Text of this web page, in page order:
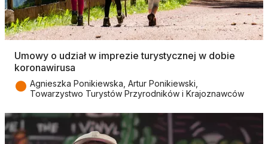
Umowy o udział w imprezie turystycznej w dobie
koronawirusa
● Agnieszka Ponikiewska, Artur Ponikiewski,
Towarzystwo Turystów Przyrodników i Krajoznawców